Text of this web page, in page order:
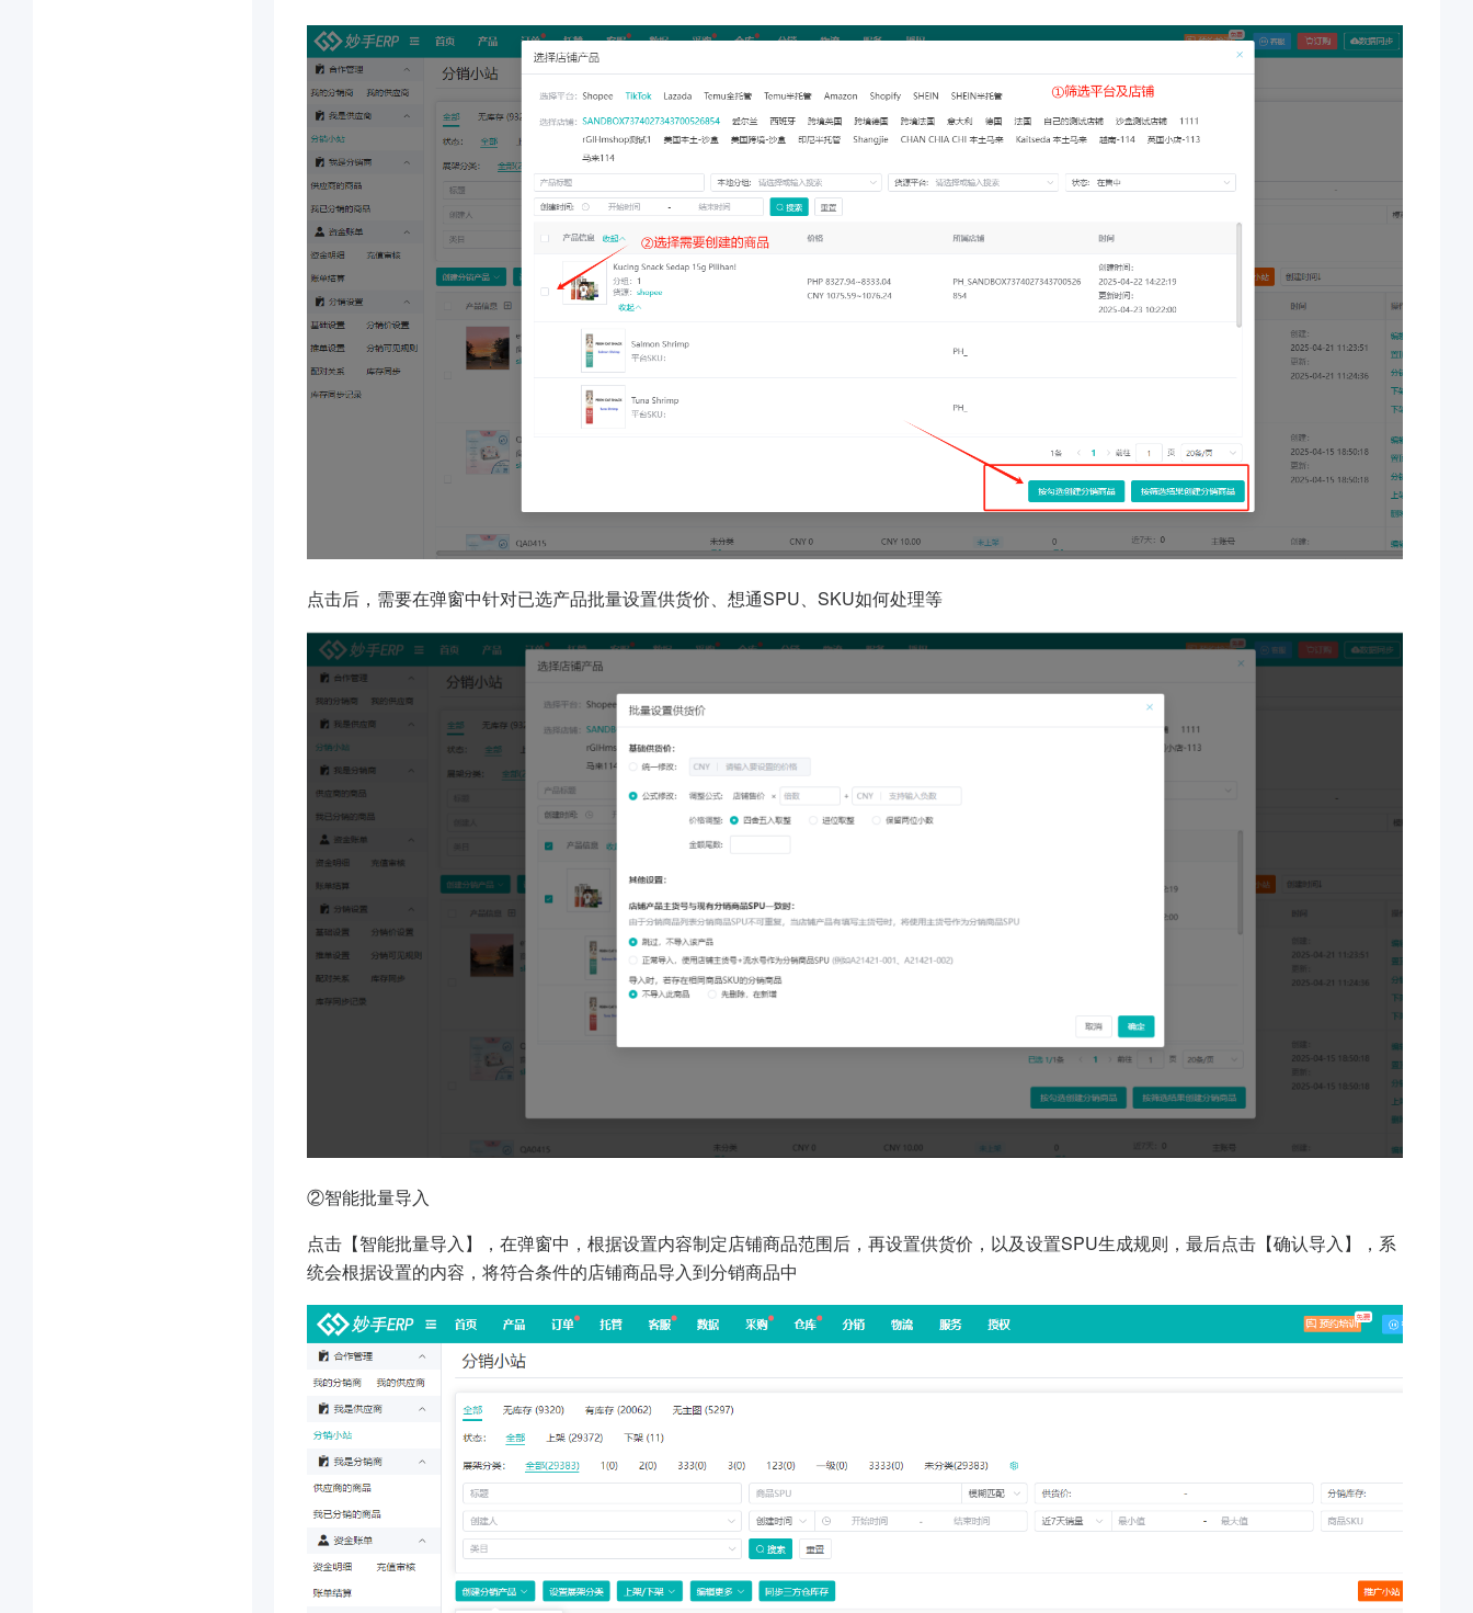
点击后，需要在弹窗中针对已选产品批量设置供货价、想通SPU、SKU如何处理等
②智能批量导入
点击【智能批量导入】，在弹窗中，根据设置内容制定店铺商品范围后，再设置供货价，以及设置SPU生成规则，最后点击【确认导入】，系
统会根据设置的内容，将符合条件的店铺商品导入到分销商品中